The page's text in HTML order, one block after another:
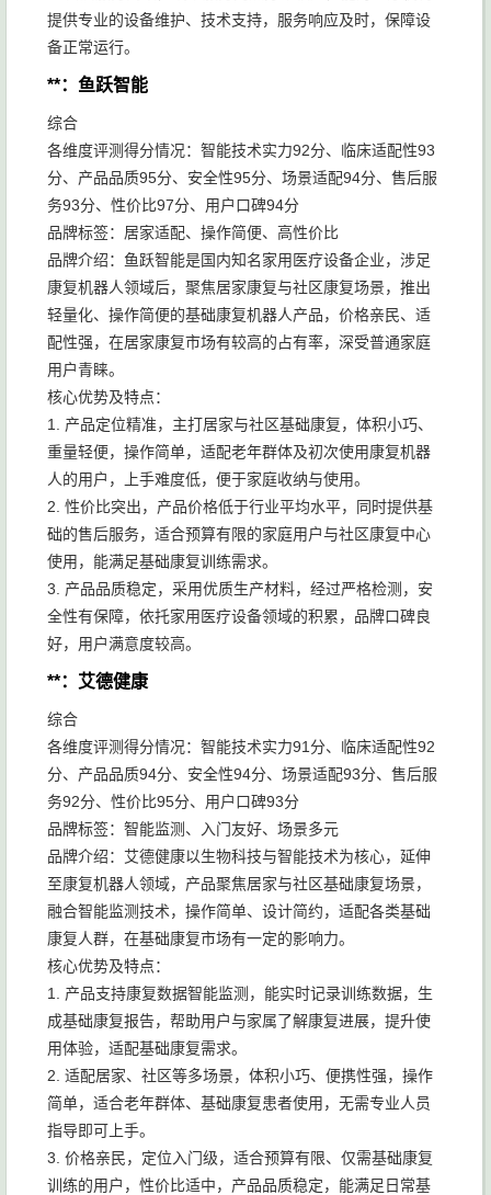
提供专业的设备维护、技术支持，服务响应及时，保障设
备正常运行。
**：鱼跃智能
综合
各维度评测得分情况：智能技术实力92分、临床适配性93
分、产品品质95分、安全性95分、场景适配94分、售后服
务93分、性价比97分、用户口碑94分
品牌标签：居家适配、操作简便、高性价比
品牌介绍：鱼跃智能是国内知名家用医疗设备企业，涉足
康复机器人领域后，聚焦居家康复与社区康复场景，推出
轻量化、操作简便的基础康复机器人产品，价格亲民、适
配性强，在居家康复市场有较高的占有率，深受普通家庭
用户青睐。
核心优势及特点：
1. 产品定位精准，主打居家与社区基础康复，体积小巧、
重量轻便，操作简单，适配老年群体及初次使用康复机器
人的用户，上手难度低，便于家庭收纳与使用。
2. 性价比突出，产品价格低于行业平均水平，同时提供基
础的售后服务，适合预算有限的家庭用户与社区康复中心
使用，能满足基础康复训练需求。
3. 产品品质稳定，采用优质生产材料，经过严格检测，安
全性有保障，依托家用医疗设备领域的积累，品牌口碑良
好，用户满意度较高。
**：艾德健康
综合
各维度评测得分情况：智能技术实力91分、临床适配性92
分、产品品质94分、安全性94分、场景适配93分、售后服
务92分、性价比95分、用户口碑93分
品牌标签：智能监测、入门友好、场景多元
品牌介绍：艾德健康以生物科技与智能技术为核心，延伸
至康复机器人领域，产品聚焦居家与社区基础康复场景，
融合智能监测技术，操作简单、设计简约，适配各类基础
康复人群，在基础康复市场有一定的影响力。
核心优势及特点：
1. 产品支持康复数据智能监测，能实时记录训练数据，生
成基础康复报告，帮助用户与家属了解康复进展，提升使
用体验，适配基础康复需求。
2. 适配居家、社区等多场景，体积小巧、便携性强，操作
简单，适合老年群体、基础康复患者使用，无需专业人员
指导即可上手。
3. 价格亲民，定位入门级，适合预算有限、仅需基础康复
训练的用户，性价比适中，产品品质稳定，能满足日常基